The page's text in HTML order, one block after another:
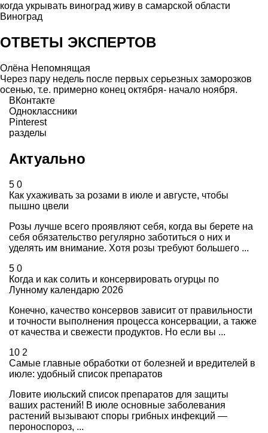
когда укрывать виноград живу в самарской области
Виноград
ОТВЕТЫ ЭКСПЕРТОВ
Олёна Непомнящая
Через пару недель после первых серьезных заморозков
осенью, т.е. примерно конец октября- начало ноября.
ВКонтакте
Одноклассники
Pinterest
разделы
Актуально
5 0
Как ухаживать за розами в июле и августе, чтобы
пышно цвели
Розы лучше всего проявляют себя, когда вы берете на
себя обязательство регулярно заботиться о них и
уделять им внимание. Хотя розы требуют большего ...
5 0
Когда и как солить и консервировать огурцы по
Лунному календарю 2026
Конечно, качество консервов зависит от правильности
и точности выполнения процесса консервации, а также
от качества и свежести продуктов. Но если вы ...
10 2
Самые главные обработки от болезней и вредителей в
июле: удобный список препаратов
Ловите июльский список препаратов для защиты
ваших растений! В июле основные заболевания
растений вызывают споры грибных инфекций —
пероноспороз, ...